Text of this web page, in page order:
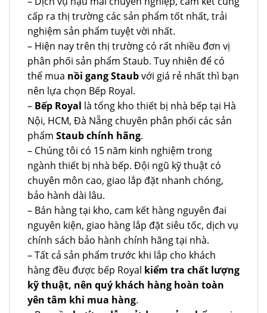
cấp ra thị trường các sản phẩm tốt nhất, trải
nghiệm sản phẩm tuyệt vời nhất.
– Hiện nay trên thị trường có rất nhiều đơn vị
phân phối sản phẩm Staub. Tuy nhiên để có
thể mua nồi gang Staubvới giá rẻ nhất thì bạn
nên lựa chọn Bếp Royal.
– Bếp Royal là tổng kho thiết bị nhà bếp tại Hà
Nội, HCM, Đà Nẵng chuyên phân phối các sản
phẩm Staub chính hãng.
– Chúng tôi có 15 năm kinh nghiệm trong
ngành thiết bị nhà bếp. Đội ngũ kỹ thuật có
chuyên môn cao, giao lắp đặt nhanh chóng,
bảo hành dài lâu.
– Bán hàng tại kho, cam kết hàng nguyên đai
nguyên kiện, giao hàng lắp đặt siêu tốc, dịch vụ
chính sách bảo hành chính hãng tại nhà.
– Tất cả sản phẩm trước khi lắp cho khách
hàng đều được bếp Royal kiểm tra chất lượng
kỹ thuật, nên quý khách hàng hoàn toàn
yên tâm khi mua hàng.